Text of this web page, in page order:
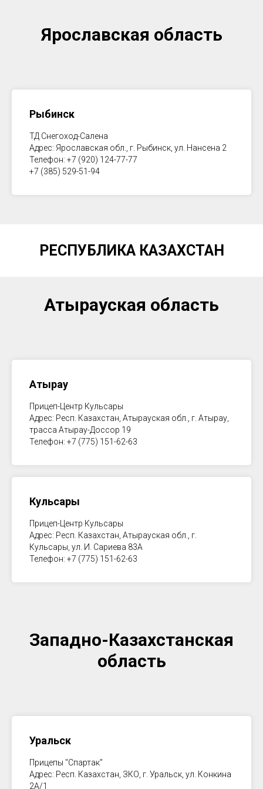
Ярославская область
Рыбинск
ТД Снегоход-Салена
Адрес: Ярославская обл., г. Рыбинск, ул. Нансена 2
Телефон: +7 (920) 124-77-77
+7 (385) 529-51-94
РЕСПУБЛИКА КАЗАХСТАН
Атырауская область
Атырау
Прицеп-Центр Кульсары
Адрес: Респ. Казахстан, Атырауская обл., г. Атырау,
трасса Атырау-Доссор 19
Телефон: +7 (775) 151-62-63
Кульсары
Прицеп-Центр Кульсары
Адрес: Респ. Казахстан, Атырауская обл., г.
Кульсары, ул. И. Сариева 83А
Телефон: +7 (775) 151-62-63
Западно-Казахстанская
область
Уральск
Прицепы "Спартак"
Адрес: Респ. Казахстан, ЗКО, г. Уральск, ул. Конкина
2А/1